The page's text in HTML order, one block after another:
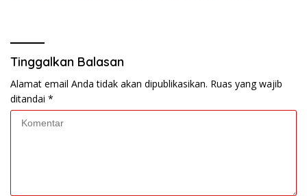
Tinggalkan Balasan
Alamat email Anda tidak akan dipublikasikan. Ruas yang wajib
ditandai *